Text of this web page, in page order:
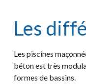
Les
Les piscines
béton est très
formes de bassins.